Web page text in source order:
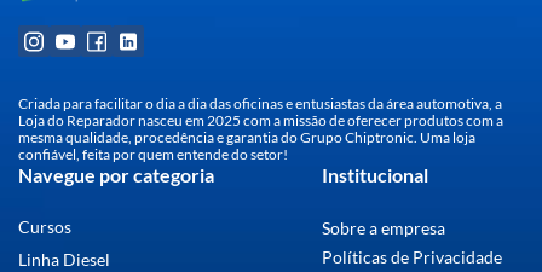
Criada para facilitar o dia a dia das oficinas e entusiastas da área automotiva, a
Loja do Reparador nasceu em 2025 com a missão de oferecer produtos com a
mesma qualidade, procedência e garantia do Grupo Chiptronic. Uma loja
confiável, feita por quem entende do setor!
Navegue por categoria
Cursos
Linha Diesel
Institucional
Sobre a empresa
Políticas de Privacidade